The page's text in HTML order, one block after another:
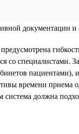
документации
со специалистами.
пациентами),
времени приема
должна